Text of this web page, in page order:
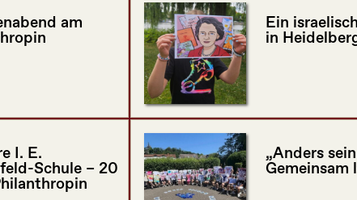
am Ein
in
I. E.
Schule – 20
„Anders
Gemeinsam